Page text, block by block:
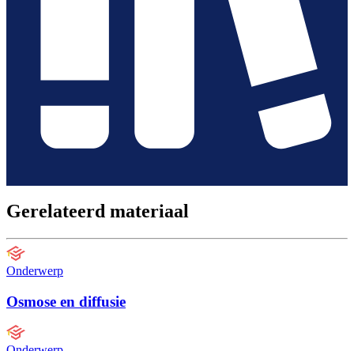
Gerelateerd materiaal
Onderwerp
Osmose en diffusie